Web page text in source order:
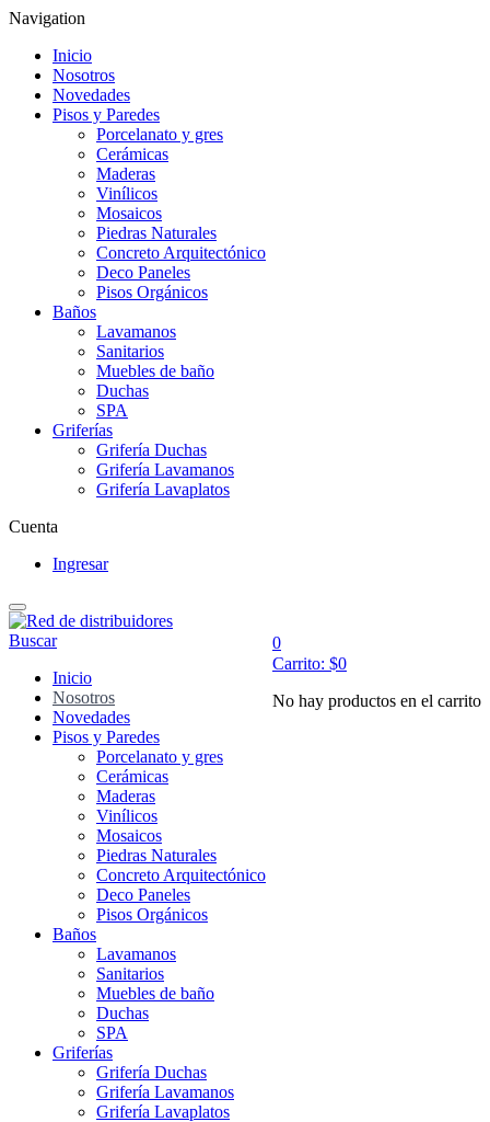
Navigation
Inicio
Nosotros
Novedades
Pisos y Paredes
Porcelanato y gres
Cerámicas
Maderas
Vinílicos
Mosaicos
Piedras Naturales
Concreto Arquitectónico
Deco Paneles
Pisos Orgánicos
Baños
Lavamanos
Sanitarios
Muebles de baño
Duchas
SPA
Griferías
Grifería Duchas
Grifería Lavamanos
Grifería Lavaplatos
Cuenta
Ingresar
0
Carrito: $0
No hay productos en el carrito
Buscar
Inicio
Nosotros
Novedades
Pisos y Paredes
Porcelanato y gres
Cerámicas
Maderas
Vinílicos
Mosaicos
Piedras Naturales
Concreto Arquitectónico
Deco Paneles
Pisos Orgánicos
Baños
Lavamanos
Sanitarios
Muebles de baño
Duchas
SPA
Griferías
Grifería Duchas
Grifería Lavamanos
Grifería Lavaplatos